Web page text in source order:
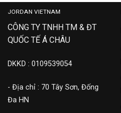
JORDAN VIETNAM
CÔNG TY TNHH TM & ĐT
QUỐC TẾ Á CHÂU
DKKD : 0109539054
- Địa chỉ : 70 Tây Sơn, Đống
Đa HN